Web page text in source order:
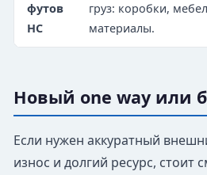
футов
HC
груз: коробки,
материалы.
Новый one way или
Если нужен аккуратный
износ и долгий ресурс, стоит